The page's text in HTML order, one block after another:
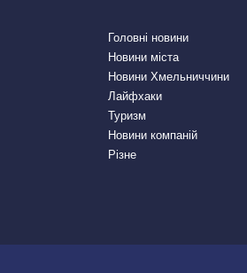
Головні новини
Новини міста
Новини Хмельниччини
Лайфхаки
Туризм
Новини компаній
Різне